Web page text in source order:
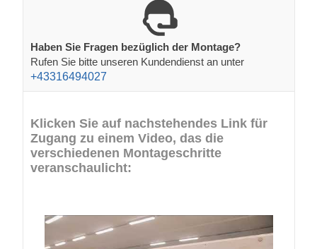
Haben Sie Fragen bezüglich der Montage?
Rufen Sie bitte unseren Kundendienst an unter
+43316494027
Klicken Sie auf nachstehendes Link für
Zugang zu einem Video, das die
verschiedenen Montageschritte
veranschaulicht: